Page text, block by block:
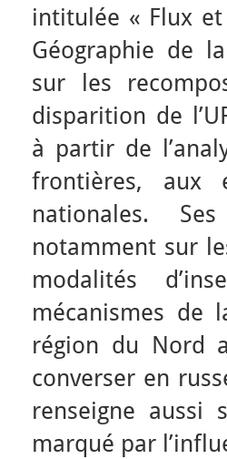
intitulée « Flux
Géographie de
sur les
disparition de
à partir de
frontières, aux
nationales.
notamment sur
modalités
mécanismes de
région du Nord
converser en
renseigne aussi
marqué par